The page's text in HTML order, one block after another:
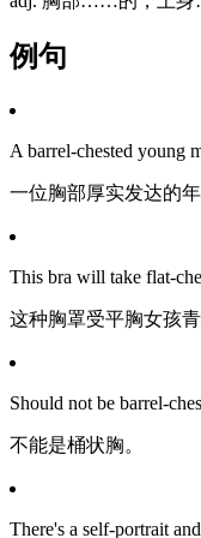
例句
A barrel-chested young
一位胸部厚实发达的
This bra will take flat-
这种胸罩受平胸女孩
Should not be barrel-
不能是桶状胸。
There's a self-portrait